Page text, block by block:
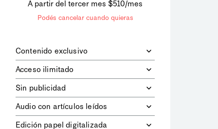
A partir del tercer mes $510/mes
Podés cancelar cuando quieras
Contenido exclusivo
digitales dela diaria
los contenidos de Le Monde
diplomatique.
Acceso ilimitado
contenidos.
Sin publicidad
publicitarios.
Audio con artículos leídos
Edición papel digitalizada